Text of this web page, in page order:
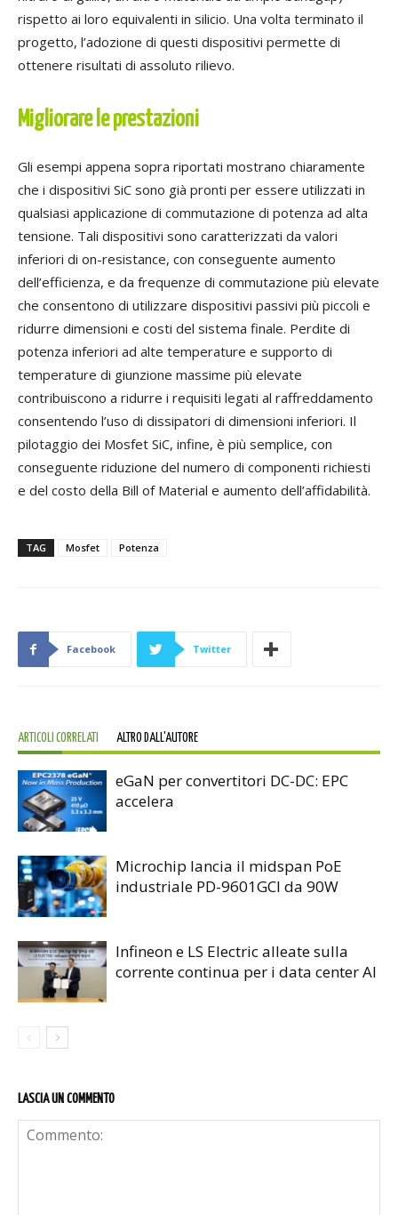
rispetto ai loro equivalenti in silicio. Una volta terminato il
progetto, l’adozione di questi dispositivi permette di
ottenere risultati di assoluto rilievo.
Migliorare le prestazioni
Gli esempi appena sopra riportati mostrano chiaramente
che i dispositivi SiC sono già pronti per essere utilizzati in
qualsiasi applicazione di commutazione di potenza ad alta
tensione. Tali dispositivi sono caratterizzati da valori
inferiori di on-resistance, con conseguente aumento
dell’efficienza, e da frequenze di commutazione più elevate
che consentono di utilizzare dispositivi passivi più piccoli e
ridurre dimensioni e costi del sistema finale. Perdite di
potenza inferiori ad alte temperature e supporto di
temperature di giunzione massime più elevate
contribuiscono a ridurre i requisiti legati al raffreddamento
consentendo l’uso di dissipatori di dimensioni inferiori. Il
pilotaggio dei Mosfet SiC, infine, è più semplice, con
conseguente riduzione del numero di componenti richiesti
e del costo della Bill of Material e aumento dell’affidabilità.
TAG Mosfet Potenza
Facebook Twitter
ARTICOLI CORRELATI ALTRO DALL'AUTORE
eGaN per convertitori DC-DC: EPC
accelera
Microchip lancia il midspan PoE
industriale PD-9601GCI da 90W
Infineon e LS Electric alleate sulla
corrente continua per i data center AI
LASCIA UN COMMENTO